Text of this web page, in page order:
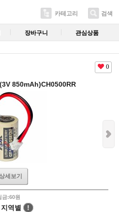
카테고리 검색
장바구니 관심상품
0
850mAh)CH0500RR
세보기
금:60원
지역별
!